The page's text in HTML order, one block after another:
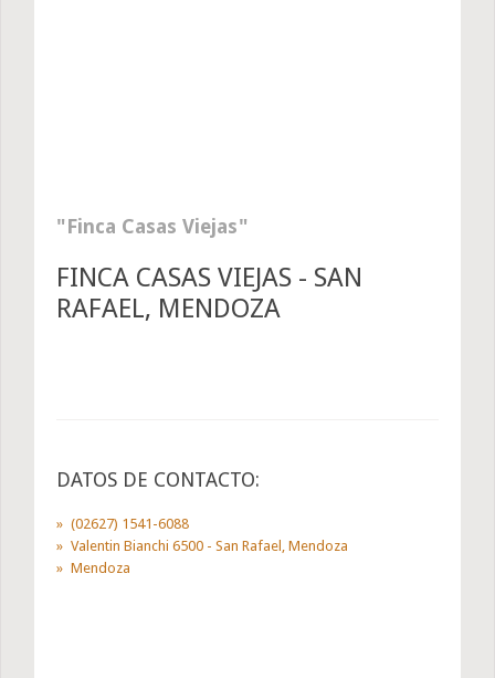
Finca Casas Viejas
FINCA CASAS VIEJAS - SAN
RAFAEL, MENDOZA
DATOS DE CONTACTO:
(02627) 1541-6088
Valentin Bianchi 6500 - San Rafael, Mendoza
Mendoza